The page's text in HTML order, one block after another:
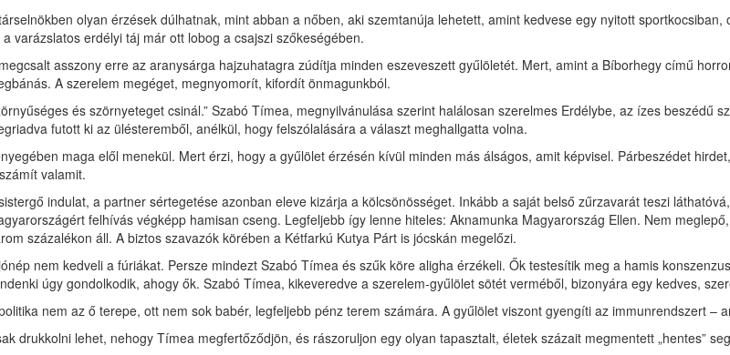
olyan érzések dúlhatnak, mint abban a nőben, aki szemtanúja lehetett, amint kedvese egy nyitott
a varázslatos erdélyi táj már ott lobog a csajszi szőkeségében.
asszony erre az aranysárga hajzuhatagra zúdítja minden eszeveszett gyűlöletét. Mert, amint a Bíborhegy című
A szerelem megéget, megnyomorít, kifordít önmagunkból.
és szörnyeteget csinál.” Szabó Tímea, megnyilvánulása szerint halálosan szerelmes Erdélybe, az ízes beszédű
futott ki az ülésteremből, anélkül, hogy felszólalására a választ meghallgatta volna.
maga elől menekül. Mert érzi, hogy a gyűlölet érzésén kívül minden más álságos, amit képvisel. Párbeszédet
valamit.
indulat, a partner sértegetése azonban eleve kizárja a kölcsönösséget. Inkább a saját belső zűrzavarát teszi
felhívás végképp hamisan cseng. Legfeljebb így lenne hiteles: Aknamunka Magyarország Ellen. Nem
százalékon áll. A biztos szavazók körében a Kétfarkú Kutya Párt is jócskán megelőzi.
nem kedveli a fúriákat. Persze mindezt Szabó Tímea és szűk köre aligha érzékeli. Ők testesítik meg a hamis
úgy gondolkodik, ahogy ők. Szabó Tímea, kikeveredve a szerelem-gyűlölet sötét verméből, bizonyára egy kedves,
nem az ő terepe, ott nem sok babér, legfeljebb pénz terem számára. A gyűlölet viszont gyengíti az immunrendszert
drukkolni lehet, nehogy Tímea megfertőződjön, és rászoruljon egy olyan tapasztalt, életek százait megmentett „hentes”